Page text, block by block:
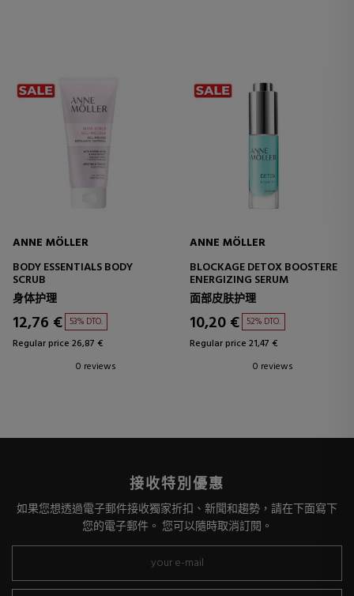
ANNE MÖLLER
BODY ESSENTIALS BODY
SCRUB
身体护理
12,76 € 53% DTO.
Regular price 26,87 €
0 reviews
ANNE MÖLLER
BLOCKAGE DETOX BOOSTERE
ENERGIZING SERUM
面部皮肤护理
10,20 € 52% DTO.
Regular price 21,47 €
0 reviews
接收特別優惠
如果您想透過電子郵件接收獨家折扣、新聞和趨勢，請在下面寫下
您的電子郵件。 您可以隨時取消訂閱。